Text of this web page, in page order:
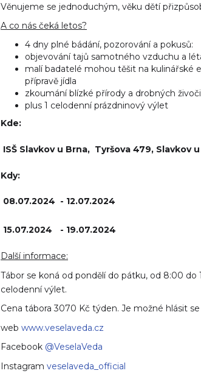
Věnujeme se jednoduchým, věku dětí
A co nás čeká letos?
4 dny plné bádání, pozorování a pokusů:
objevování tajů samotného vzduchu a
malí badatelé mohou těšit na kulinářské
přípravě jídla
zkoumání blízké přírody a drobných
plus 1 celodenní prázdninový výlet
Kde:
ISŠ Slavkov u Brna, Tyršova 479, Slavkov
Kdy:
08.07.2024 - 12.07.2024
15.07.2024 - 19.07.2024
Další informace:
Tábor se koná od pondělí do pátku, od 8:00
celodenní výlet.
Cena tábora 3070 Kč týden. Je možné hlásit
web www.veselaveda.cz
Facebook @VeselaVeda
Instagram veselaveda_official